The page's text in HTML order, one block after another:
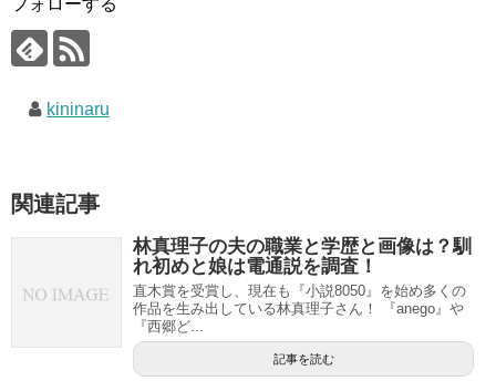
kininaru
関連記事
林真理子の夫の職業と学歴と画像は？馴
れ初めと娘は電通説を調査！
直木賞を受賞し、現在も『小説8050』を始め多くの
作品を生み出している林真理子さん！ 『anego』や
『西郷ど...
記事を読む